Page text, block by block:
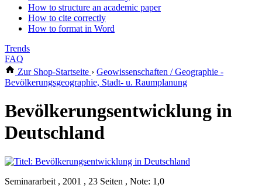
How to structure an academic paper
How to cite correctly
How to format in Word
Trends
FAQ
Zur Shop-Startseite › Geowissenschaften / Geographie -
Bevölkerungsgeographie, Stadt- u. Raumplanung
Bevölkerungsentwicklung in
Deutschland
Seminararbeit , 2001 , 23 Seiten , Note: 1,0